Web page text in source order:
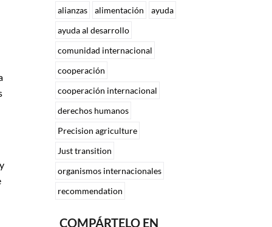
alianzas alimentación
ayuda
ayuda al desarrollo
comunidad internacional
cooperación
cooperación internacional
derechos humanos
Precision agriculture
Just transition
organismos internacionales
recommendation
COMPÁRTELO EN